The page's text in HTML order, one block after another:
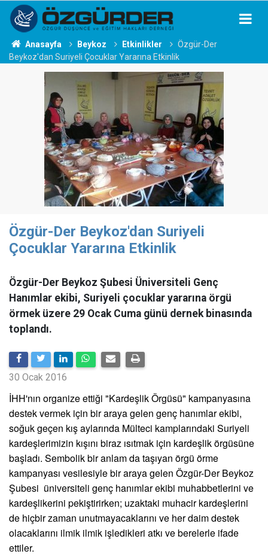
Anasayfa Beykoz Etkinlikler
Özgür-Der
Beykoz'dan Suriyeli Çocuklar Yararına Etkinlik
Özgür-Der Beykoz'dan Suriyeli
Çocuklar Yararına Etkinlik
Özgür-Der Beykoz Şubesi Üniversiteli Genç
Hanımlar ekibi, Suriyeli çocuklar yararına örgü
örmek üzere 29 Ocak Cuma günü dernek binasında
toplandı.
30 Ocak 2016
İHH'nın organize ettiği "Kardeşlik Örgüsü" kampanyasına
destek vermek için bir araya gelen genç hanımlar ekibi,
soğuk geçen kış aylarında Mülteci kamplarındaki Suriyeli
kardeşlerimizin kışını biraz ısıtmak için kardeşlik örgüsüne
başladı. Sembolik bir anlam da taşıyan örgü örme
kampanyası vesilesiyle bir araya gelen Özgür-Der Beykoz
Şubesi üniversiteli genç hanımlar ekibi muhabbetlerini ve
kardeşlikerini pekiştirirken; uzaktaki muhacir kardeşlerini
de hiçbir zaman unutmayacaklarını ve her daim destek
olacaklarını ilmik ilmik işledikleri atkı ve berelerle ifade
ettiler.